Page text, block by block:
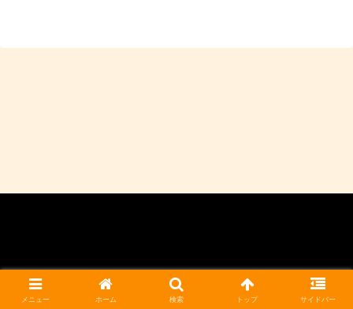
© 2021 にらのり雑記ブログ.
メニュー ホーム 検索 トップ サイドバー